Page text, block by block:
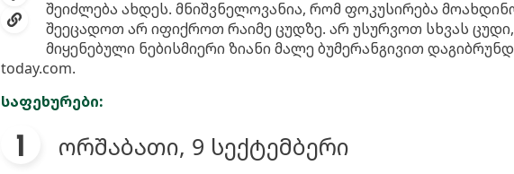
შეიძლება ახდეს. მნიშვნელოვანია, რომ ფოკუსირება
შეეცადოთ არ იფიქროთ რაიმე ცუდზე. არ უსურვოთ სხვას
მიყენებული ნებისმიერი ზიანი მალე ბუმერანგივით
today.com.
საფეხურები:
ორშაბათი, 9 სექტემბერი